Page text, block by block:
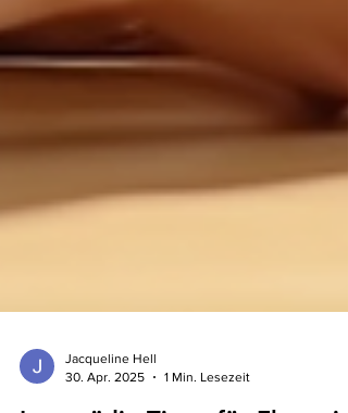
30. Apr. 2025
1 Min. Lesezeit